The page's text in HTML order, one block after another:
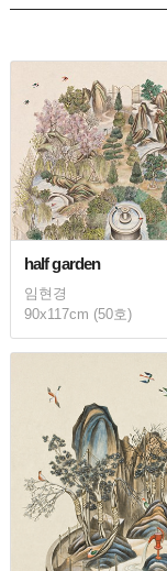
half garden
임현경
90x117cm (50호)